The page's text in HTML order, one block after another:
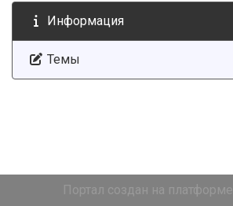
Информация
Темы
Портал создан на платформе